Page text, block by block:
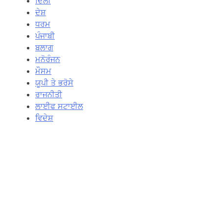
ਦੇਸ਼
ਧਰਮ
ਪੰਜਾਬੀ
ਬਲਾਗ
ਮਨੋਰੰਜਨ
ਮੌਸਮ
ਯੂਪੀ ਤੇ ਭਰੋਸੇ
ਰਾਜਨੀਤੀ
ਲਾਈਫ ਸਟਾਈਲ
ਵਿਦੇਸ਼